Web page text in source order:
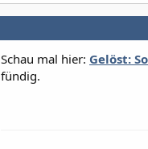
Schau mal hier: Gelöst:
fündig.